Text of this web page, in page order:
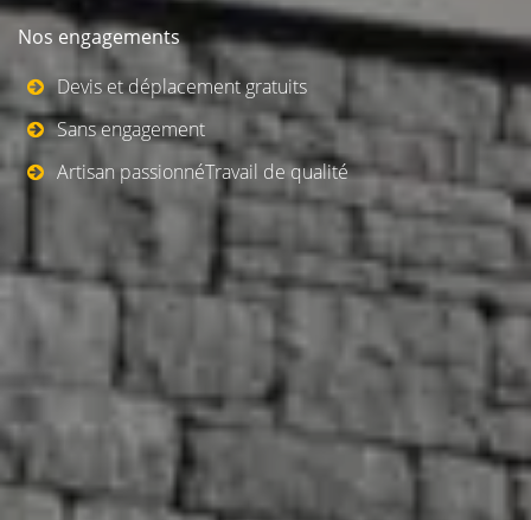
Nos engagements
Devis et déplacement gratuits
Sans engagement
Artisan passionnéTravail de qualité